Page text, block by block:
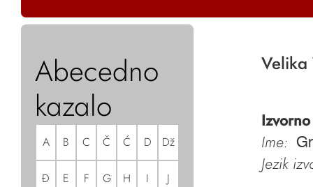
Abecedno
kazalo
A B C Č Ć D Dž
Đ E F G H I J
Ime:
Jezik